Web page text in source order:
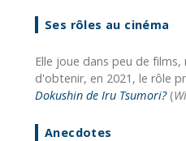
Ses rôles au cinéma
Elle joue dans peu de
d'obtenir, en 2021, le rôle
Dokushin de Iru Tsumori?(
Anecdotes